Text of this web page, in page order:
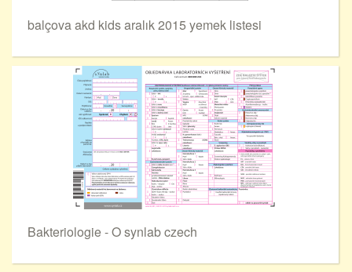
balçova akd kids aralık 2015 yemek listesi
Bakteriologie - O synlab czech